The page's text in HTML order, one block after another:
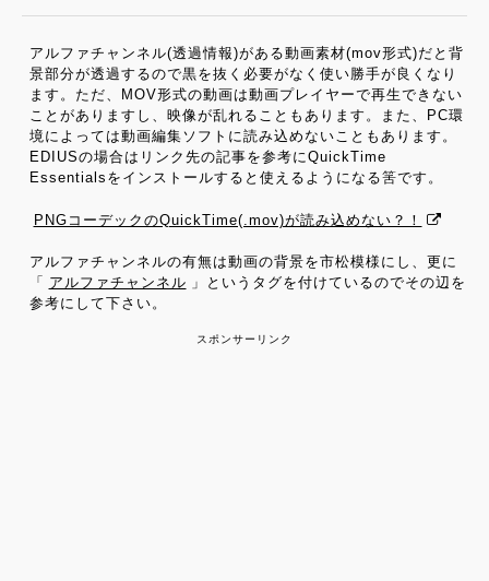
アルファチャンネル(透過情報)がある動画素材(mov形式)だと背
景部分が透過するので黒を抜く必要がなく使い勝手が良くなり
ます。ただ、MOV形式の動画は動画プレイヤーで再生できない
ことがありますし、映像が乱れることもあります。また、PC環
境によっては動画編集ソフトに読み込めないこともあります。
EDIUSの場合はリンク先の記事を参考にQuickTime
Essentialsをインストールすると使えるようになる筈です。
PNGコーデックのQuickTime(.mov)が読み込めない？！
アルファチャンネルの有無は動画の背景を市松模様にし、更に
「
アルファチャンネル 」というタグを付けているのでその辺を
参考にして下さい。